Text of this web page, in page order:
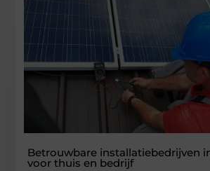
Betrouwbare installatiebedrijven
voor thuis en bedrijf